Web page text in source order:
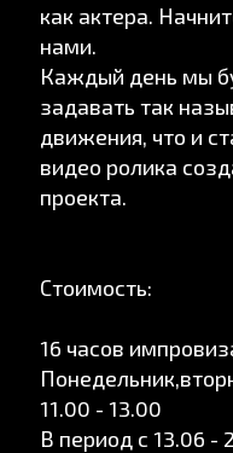
как актера.
нами.
Каждый день мы
задавать так
движения, что и
видео ролика
проекта.
Стоимость:
16 часов
11.00 - 13.00
В период с 13.06 -